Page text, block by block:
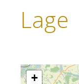
Lage
+